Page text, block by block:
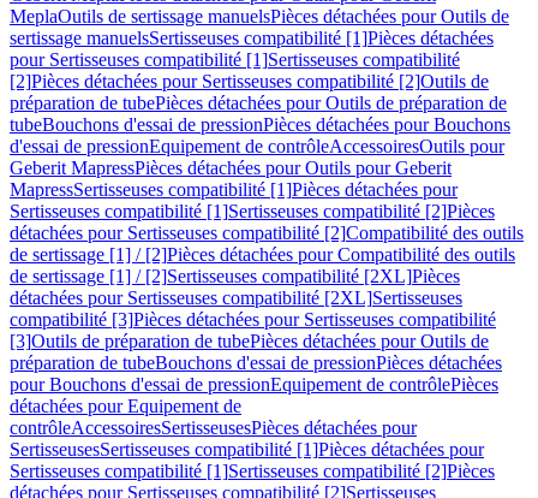
MeplaOutils de sertissage manuelsPièces détachées pour Outils de
sertissage manuelsSertisseuses compatibilité [1]Pièces détachées
pour Sertisseuses compatibilité [1]Sertisseuses compatibilité
[2]Pièces détachées pour Sertisseuses compatibilité [2]Outils de
préparation de tubePièces détachées pour Outils de préparation de
tubeBouchons d'essai de pressionPièces détachées pour Bouchons
d'essai de pressionEquipement de contrôleAccessoiresOutils pour
Geberit MapressPièces détachées pour Outils pour Geberit
MapressSertisseuses compatibilité [1]Pièces détachées pour
Sertisseuses compatibilité [1]Sertisseuses compatibilité [2]Pièces
détachées pour Sertisseuses compatibilité [2]Compatibilité des outils
de sertissage [1] / [2]Pièces détachées pour Compatibilité des outils
de sertissage [1] / [2]Sertisseuses compatibilité [2XL]Pièces
détachées pour Sertisseuses compatibilité [2XL]Sertisseuses
compatibilité [3]Pièces détachées pour Sertisseuses compatibilité
[3]Outils de préparation de tubePièces détachées pour Outils de
préparation de tubeBouchons d'essai de pressionPièces détachées
pour Bouchons d'essai de pressionEquipement de contrôlePièces
détachées pour Equipement de
contrôleAccessoiresSertisseusesPièces détachées pour
SertisseusesSertisseuses compatibilité [1]Pièces détachées pour
Sertisseuses compatibilité [1]Sertisseuses compatibilité [2]Pièces
détachées pour Sertisseuses compatibilité [2]Sertisseuses